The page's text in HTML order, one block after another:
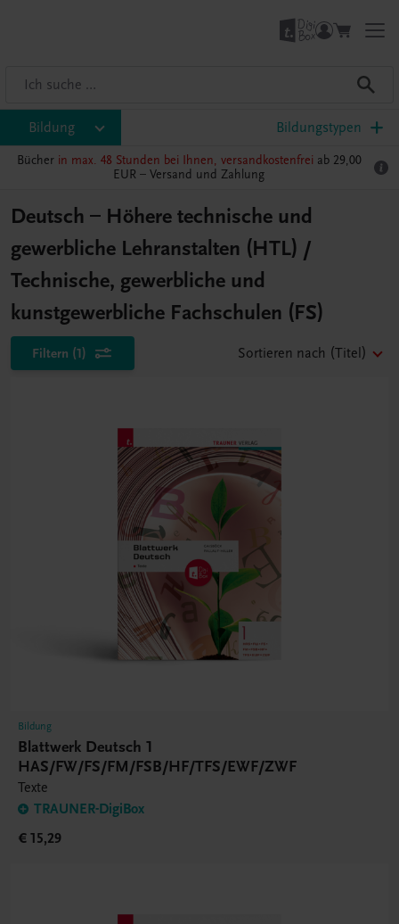
Bildung Bildungstypen
Bücher in max. 48 Stunden bei Ihnen, versandkostenfrei ab 29,00
EUR – Versand und Zahlung
Deutsch – Höhere technische und
gewerbliche Lehranstalten (HTL) /
Technische, gewerbliche und
kunstgewerbliche Fachschulen (FS)
Filtern (1) Sortieren nach (Titel)
Bildung
Blattwerk Deutsch 1
HAS/FW/FS/FM/FSB/HF/TFS/EWF/ZWF
Texte
TRAUNER-DigiBox
€ 15,29